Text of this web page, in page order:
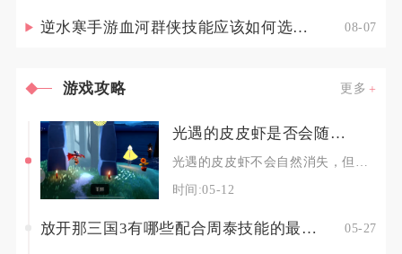
逆水寒手游血河群侠技能应该如何选择调整 08-07
游戏攻略 更多
光遇的皮皮虾是否会随着时间而消失
光遇的皮皮虾不会自然消失，但可通过特定地图机制、操作技巧或串线方式使其暂时脱离或隐匿，并非
时间:05-12
放开那三国3有哪些配合周泰技能的最佳战术 05-27